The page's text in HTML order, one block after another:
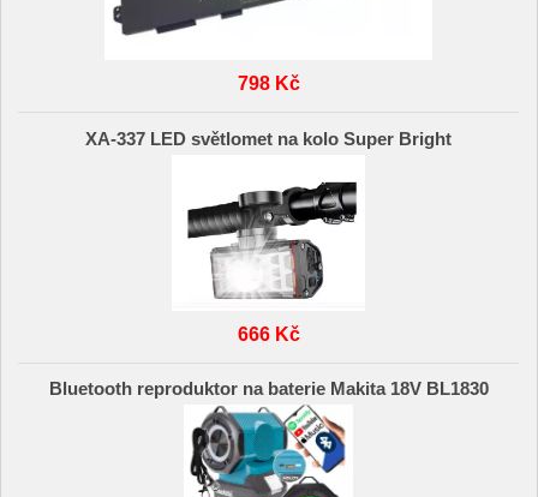
798 Kč
XA-337 LED světlomet na kolo Super Bright
666 Kč
Bluetooth reproduktor na baterie Makita 18V BL1830